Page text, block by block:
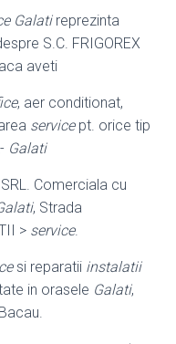
Galatireprezinta
S.C. FRIGOREX
aveti
, aer conditionat,
servicept. orice tip
Galati
SRL. Comerciala cu
, Strada
> service.
si reparatii instalatii
in orasele Galati,